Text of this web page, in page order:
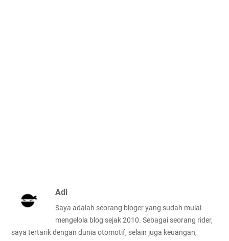
Adi
Saya adalah seorang bloger yang sudah mulai
mengelola blog sejak 2010. Sebagai seorang rider,
saya tertarik dengan dunia otomotif, selain juga keuangan,